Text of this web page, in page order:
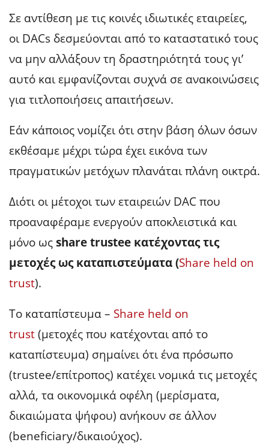
Σε αντίθεση με τις κοινές ιδιωτικές εταιρείες,
οι DACs δεσμεύονται από το καταστατικό τους
να μην αλλάξουν τη δραστηριότητά τους γι’
αυτό και εμφανίζονται συχνά σε ανακοινώσεις
για τιτλοποιήσεις απαιτήσεων.
Εάν κάποιος νομίζει ότι στην βάση όλων όσων
εκθέσαμε μέχρι τώρα έχει εικόνα των
πραγματικών μετόχων πλανάται πλάνη οικτρά.
Διότι οι μέτοχοι των εταιρειών DAC που
προαναφέραμε ενεργούν αποκλειστικά και
μόνο ωςshare trustee κατέχοντας τις
μετοχές ως καταπιστεύματα (Share held on
trust).
Το καταπίστευμα – Share held on
trust(μετοχές που κατέχονται από το
καταπίστευμα) σημαίνει ότι ένα πρόσωπο
(trustee/επίτροπος) κατέχει νομικά τις μετοχές
αλλά, τα οικονομικά οφέλη (μερίσματα,
δικαιώματα ψήφου) ανήκουν σε άλλον
(beneficiary/δικαιούχος).